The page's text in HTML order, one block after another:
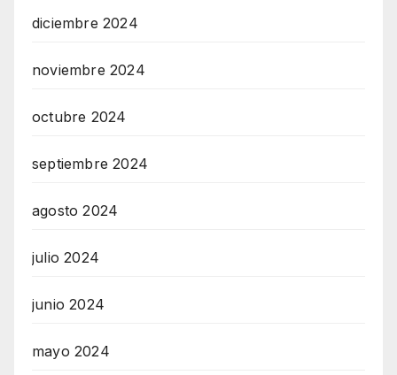
diciembre 2024
noviembre 2024
octubre 2024
septiembre 2024
agosto 2024
julio 2024
junio 2024
mayo 2024